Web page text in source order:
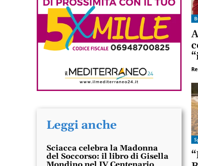
Leggi anche
Sciacca celebra la Madonna
del Soccorso: il libro di Gisella